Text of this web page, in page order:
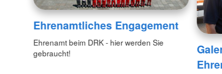
Ehrenamtliches Engagement
Ehrenamt beim DRK - hier werden Sie
gebraucht!